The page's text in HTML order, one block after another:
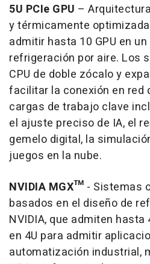
5U PCIe GPU –
y térmicamente
admitir hasta 10 GPU en
refrigeración por aire. Los
CPU de doble zócalo y
facilitar la conexión en red
cargas de trabajo clave
el ajuste preciso de IA, el
gemelo digital, la
juegos en la nube.
NVIDIA MGX™ - Sistemas
basados en el diseño de
NVIDIA, que admiten hasta
en 4U para admitir
automatización industrial,